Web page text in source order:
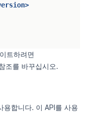
트하려면
조를 바꾸십시오.
용합니다. 이 API를 사용